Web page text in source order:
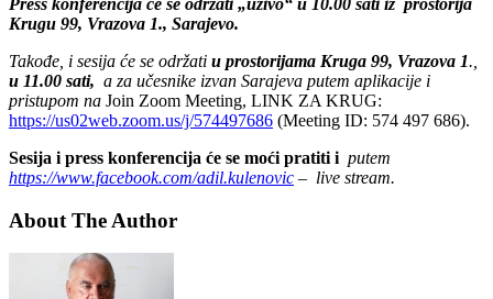
Krugu 99, Vrazova 1., Sarajevo.
Takođe, i sesija će se održati u prostorijama Kruga 99, Vrazova 1.,
u 11.00 sati, a za učesnike izvan Sarajeva putem aplikacije i
pristupom na Join Zoom Meeting, LINK ZA KRUG:
https://us02web.zoom.us/j/574497686 (Meeting ID: 574 497 686).
Sesija i press konferencija će se moći pratiti i putem
https://www.facebook.com/adil.kulenovic – live stream.
About The Author